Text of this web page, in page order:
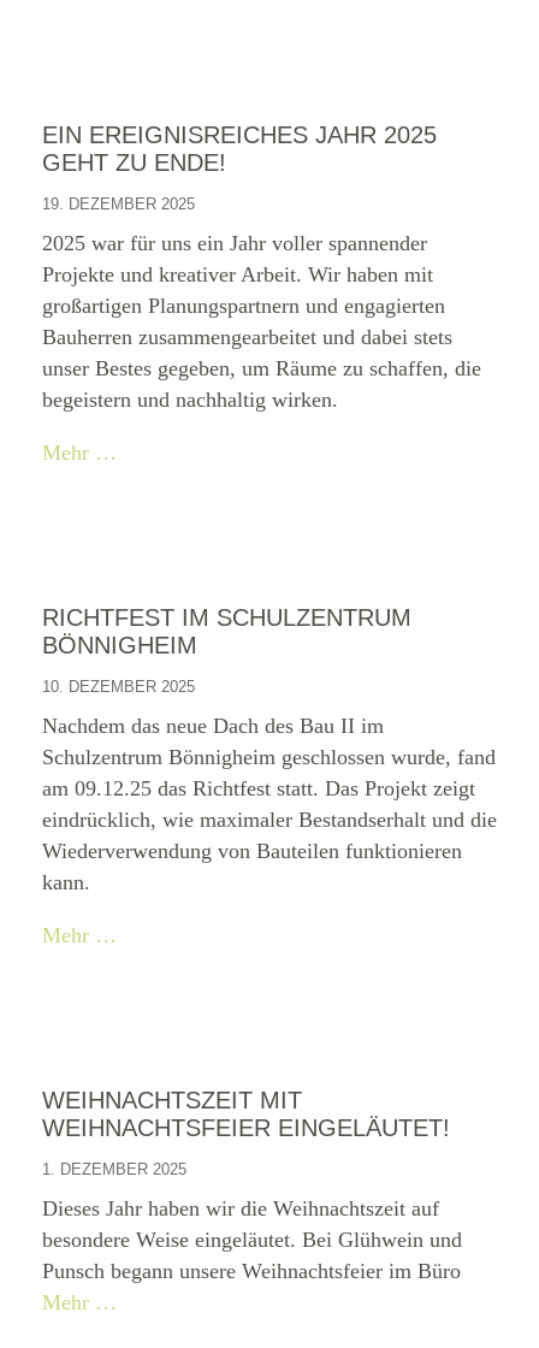
EIN EREIGNISREICHES JAHR 2025
GEHT ZU ENDE!
19. DEZEMBER 2025
2025 war für uns ein Jahr voller spannender
Projekte und kreativer Arbeit. Wir haben mit
großartigen Planungspartnern und engagierten
Bauherren zusammengearbeitet und dabei stets
unser Bestes gegeben, um Räume zu schaffen, die
begeistern und nachhaltig wirken.
Mehr …
RICHTFEST IM SCHULZENTRUM
BÖNNIGHEIM
10. DEZEMBER 2025
Nachdem das neue Dach des Bau II im
Schulzentrum Bönnigheim geschlossen wurde, fand
am 09.12.25 das Richtfest statt. Das Projekt zeigt
eindrücklich, wie maximaler Bestandserhalt und die
Wiederverwendung von Bauteilen funktionieren
kann.
Mehr …
WEIHNACHTSZEIT MIT
WEIHNACHTSFEIER EINGELÄUTET!
1. DEZEMBER 2025
Dieses Jahr haben wir die Weihnachtszeit auf
besondere Weise eingeläutet. Bei Glühwein und
Punsch begann unsere Weihnachtsfeier im Büro
Mehr …